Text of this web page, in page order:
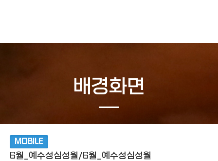
배경화면
MOBILE
6월_예수성심성월/6월_예수성심성월